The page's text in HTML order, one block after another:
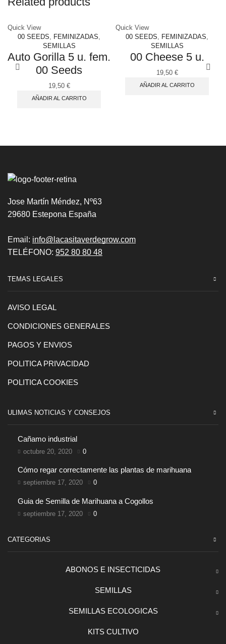
Quick View
00 SEEDS, FEMINIZADAS,
SEMILLAS
Auto Gorilla 5 u. fem.
00 Seeds
19,50 €
AÑADIR AL CARRITO
Quick View
00 SEEDS, FEMINIZADAS,
SEMILLAS
00 Cheese 5 u.
19,50 €
AÑADIR AL CARRITO
Jose Martín Méndez, Nº63
29680 Estepona España
Email: info@lacasitaverdegrow.com
TELÉFONO: 952 80 80 48
TEMAS LEGALES
AVISO LEGAL
CONDICIONES GENERALES
PAGOS Y ENVIOS
POLITICA PRIVACIDAD
POLITICA COOKIES
ULIMAS NOTICIAS Y CONSEJOS
Cañamo industrial
octubre 20, 2020 0
Cómo regar correctamente las plantas de marihuana
septiembre 17, 2020 0
Guia de Semilla de Marihuana a Cogollos
septiembre 17, 2020 0
CATEGORIAS
ABONOS E INSECTICIDAS
SEMILLAS
SEMILLAS ECOLOGICAS
KITS CULTIVO